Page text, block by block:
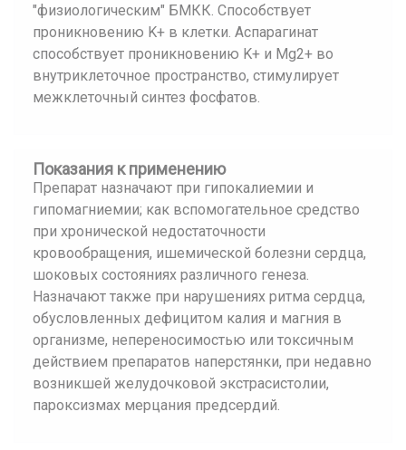
"физиологическим" БМКК. Способствует
проникновению K+ в клетки. Аспарагинат
способствует проникновению K+ и Mg2+ во
внутриклеточное пространство, стимулирует
межклеточный синтез фосфатов.
Показания к применению
Препарат назначают при гипокалиемии и
гипомагниемии; как вспомогательное средство
при хронической недостаточности
кровообращения, ишемической болезни сердца,
шоковых состояниях различного генеза.
Назначают также при нарушениях ритма сердца,
обусловленных дефицитом калия и магния в
организме, непереносимостью или токсичным
действием препаратов наперстянки, при недавно
возникшей желудочковой экстрасистолии,
пароксизмах мерцания предсердий.